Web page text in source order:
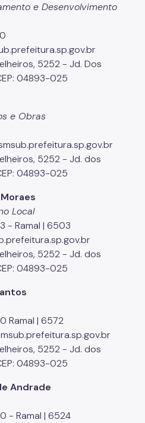
e Desenvolvimento
5252 - Jd. Dos
04893-025
e Obras
5252 - Jd. dos
04893-025
Local
- Ramal | 6503
5252 - Jd. dos
04893-025
Ramal | 6572
5252 - Jd. dos
04893-025
Andrade
- Ramal | 6524